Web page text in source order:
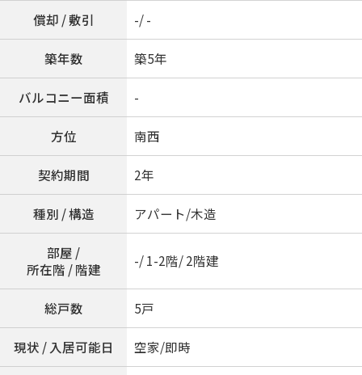
償却 / 敷引 -/ -
築年数 築5年
バルコニー面積 -
方位 南西
契約期間 2年
種別 / 構造 アパート/木造
部屋 /
所在階 / 階建
-/ 1-2階/ 2階建
総戸数 5戸
現状 / 入居可能日 空家/即時